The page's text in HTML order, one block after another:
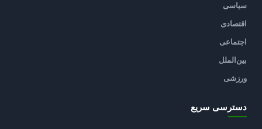
سیاسی
اقتصادی
اجتماعی
بین‌الملل
ورزشی
دسترسی سریع